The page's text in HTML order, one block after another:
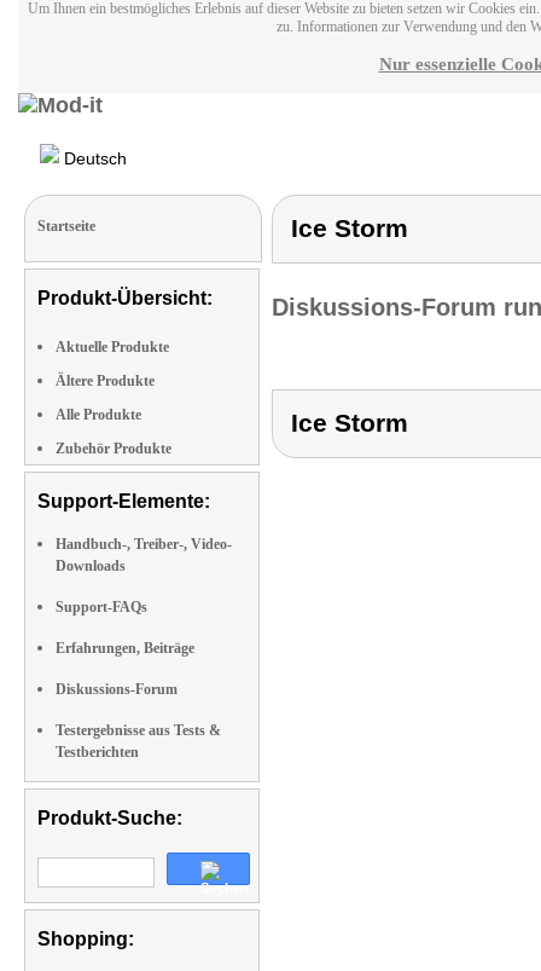
Um Ihnen ein bestmögliches Erlebnis auf dieser Website zu bieten setzen wir Cookies
zu. Informationen zur Verwendung und den
Nur essenzielle
Deutsch
Startseite
Produkt-Übersicht:
Aktuelle Produkte
Ältere Produkte
Alle Produkte
Zubehör Produkte
Support-Elemente:
Handbuch-, Treiber-, Video-
Downloads
Support-FAQs
Erfahrungen, Beiträge
Diskussions-Forum
Testergebnisse aus Tests &
Testberichten
Produkt-Suche:
Shopping:
Ice Storm
Diskussions-Forum
Ice Storm